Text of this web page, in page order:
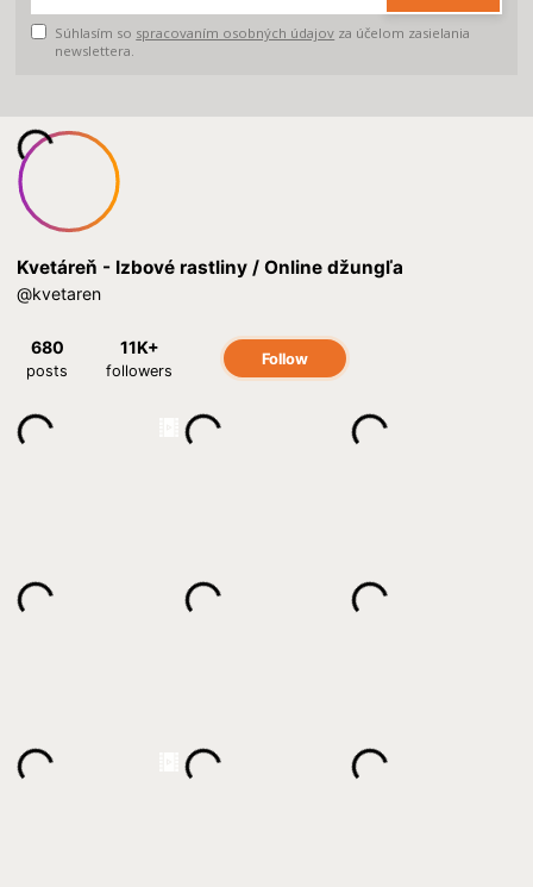
Súhlasím so spracovaním osobných údajov za účelom zasielania
newslettera.